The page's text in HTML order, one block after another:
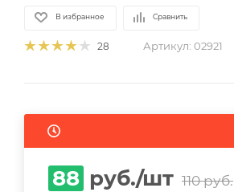
В избранное Сравнить
28 Артикул: 02921
88 руб./шт 110руб.